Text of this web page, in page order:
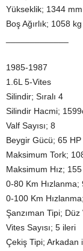
Yükseklik; 1344 mm
Boş Ağırlık; 1058 kg
1985-1987
1.6L 5-Vites
Silindir; Sıralı 4
Silindir Hacmi;
Valf Sayısı; 8
Beygir Gücü; 65
Maksimum Tork;
Maksimum Hız;
0-80 Km Hızlanma;
0-100 Km
Şanzıman Tipi; Düz
Vites Sayısı; 5 ileri
Çekiş Tipi; Arkadan